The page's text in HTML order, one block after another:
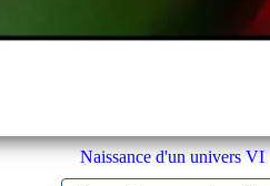
Naissance d'un univers VI